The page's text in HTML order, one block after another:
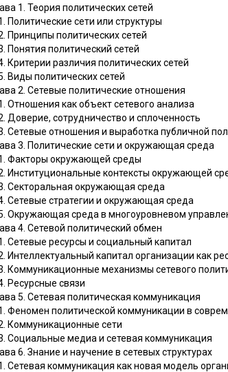
1. Теория политических сетей
Политические сети или структуры
Принципы политических сетей
Понятия политический сетей
Критерии различия политических сетей
Виды политических сетей
2. Сетевые политические отношения
Отношения как объект сетевого анализа
Доверие, сотрудничество и сплоченность
Сетевые отношения и выработка публичной
3. Политические сети и окружающая среда
Факторы окружающей среды
Институциональные контексты окружающей
Секторальная окружающая среда
Сетевые стратегии и окружающая среда
Окружающая среда в многоуровневом
4. Сетевой политический обмен
Сетевые ресурсы и социальный капитал
Интеллектуальный капитал организации как
Коммуникационные механизмы сетевого
Ресурсные связи
5. Сетевая политическая коммуникация
Феномен политической коммуникации в
Коммуникационные сети
Социальные медиа и сетевая коммуникация
6. Знание и научение в сетевых структурах
Сетевая коммуникация как новая модель